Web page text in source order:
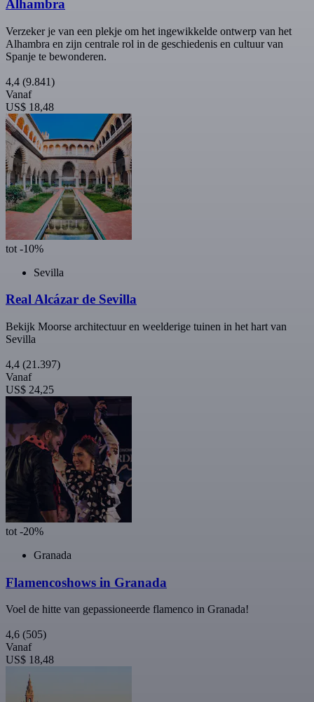
Alhambra
Verzeker je van een plekje om het ingewikkelde ontwerp van het
Alhambra en zijn centrale rol in de geschiedenis en cultuur van
Spanje te bewonderen.
4,4 (9.841)
Vanaf
US$ 18,48
tot -10%
Sevilla
Real Alcázar de Sevilla
Bekijk Moorse architectuur en weelderige tuinen in het hart van
Sevilla
4,4 (21.397)
Vanaf
US$ 24,25
tot -20%
Granada
Flamencoshows in Granada
Voel de hitte van gepassioneerde flamenco in Granada!
4,6 (505)
Vanaf
US$ 18,48